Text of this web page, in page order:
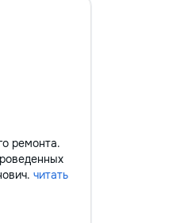
ремонта.
читать